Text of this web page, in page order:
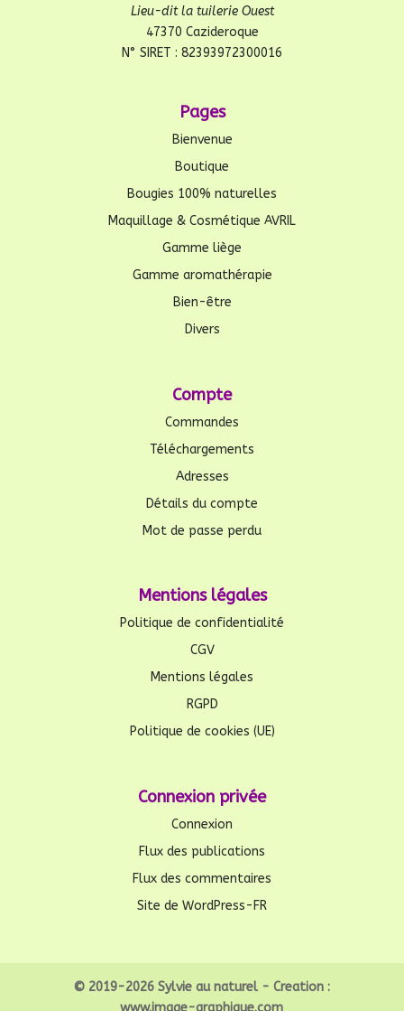
Lieu-dit la tuilerie Ouest
47370 Cazideroque
N° SIRET : 82393972300016
Pages
Bienvenue
Boutique
Bougies 100% naturelles
Maquillage & Cosmétique AVRIL
Gamme liège
Gamme aromathérapie
Bien-être
Divers
Compte
Commandes
Téléchargements
Adresses
Détails du compte
Mot de passe perdu
Mentions légales
Politique de confidentialité
CGV
Mentions légales
RGPD
Politique de cookies (UE)
Connexion privée
Connexion
Flux des publications
Flux des commentaires
Site de WordPress-FR
© 2019-2026 Sylvie au naturel - Creation :
www.image-graphique.com